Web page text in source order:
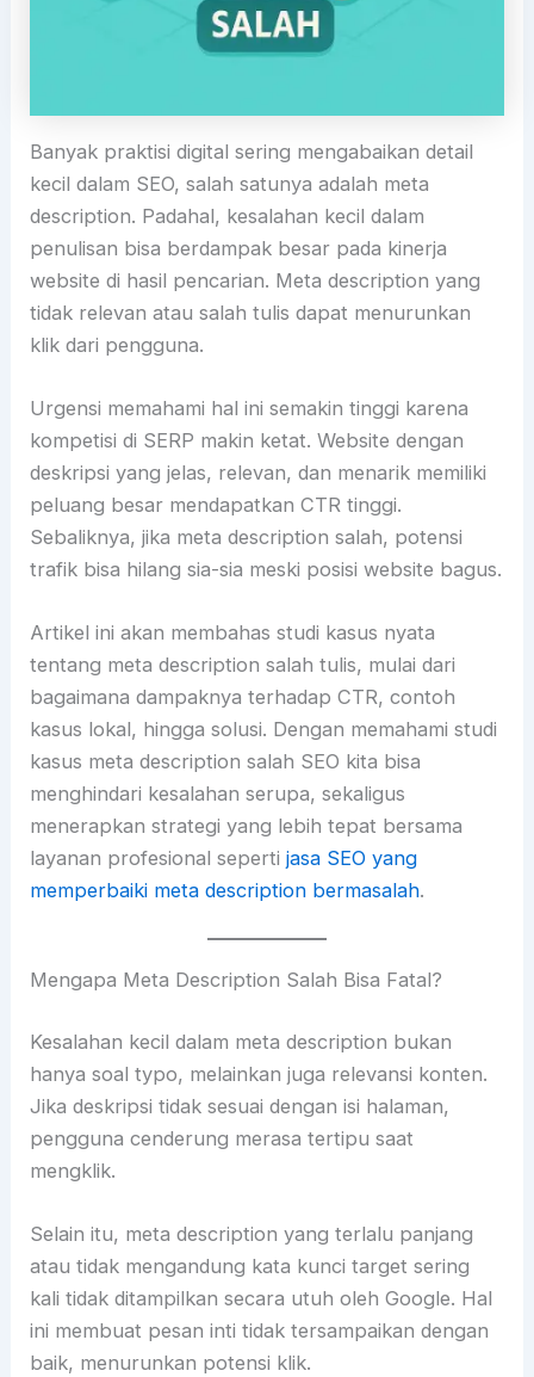
Banyak praktisi digital sering mengabaikan detail
kecil dalam SEO, salah satunya adalah meta
description. Padahal, kesalahan kecil dalam
penulisan bisa berdampak besar pada kinerja
website di hasil pencarian. Meta description yang
tidak relevan atau salah tulis dapat menurunkan
klik dari pengguna.
Urgensi memahami hal ini semakin tinggi karena
kompetisi di SERP makin ketat. Website dengan
deskripsi yang jelas, relevan, dan menarik memiliki
peluang besar mendapatkan CTR tinggi.
Sebaliknya, jika meta description salah, potensi
trafik bisa hilang sia-sia meski posisi website bagus.
Artikel ini akan membahas studi kasus nyata
tentang meta description salah tulis, mulai dari
bagaimana dampaknya terhadap CTR, contoh
kasus lokal, hingga solusi. Dengan memahami studi
kasus meta description salah SEO kita bisa
menghindari kesalahan serupa, sekaligus
menerapkan strategi yang lebih tepat bersama
layanan profesional sepertijasa SEO yang
memperbaiki meta description bermasalah.
Mengapa Meta Description Salah Bisa Fatal?
Kesalahan kecil dalam meta description bukan
hanya soal typo, melainkan juga relevansi konten.
Jika deskripsi tidak sesuai dengan isi halaman,
pengguna cenderung merasa tertipu saat
mengklik.
Selain itu, meta description yang terlalu panjang
atau tidak mengandung kata kunci target sering
kali tidak ditampilkan secara utuh oleh Google. Hal
ini membuat pesan inti tidak tersampaikan dengan
baik, menurunkan potensi klik.